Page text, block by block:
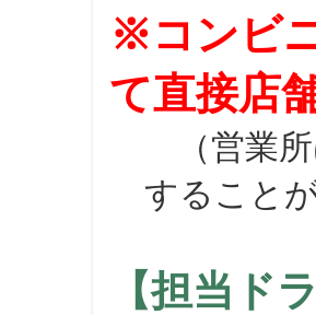
※コンビ
て直接店
（営業所
すること
【担当ド